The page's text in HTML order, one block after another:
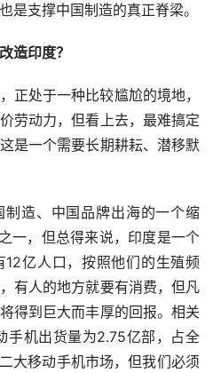
是支撑中国制造的真正脊梁。
造印度？
正处于一种比较尴尬的境地，
劳动力，但看上去，最难搞定
是一个需要长期耕耘、潜移默
造、中国品牌出海的一个缩
一，但总得来说，印度是一个
亿人口，按照他们的生殖频
有人的地方就要有消费，但凡
得到巨大而丰厚的回报。相关
手机出货量为2.75亿部，占全
大移动手机市场，但我们必须